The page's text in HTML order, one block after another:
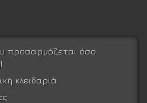
προσαρμόζεται όσο
κλειδαριά